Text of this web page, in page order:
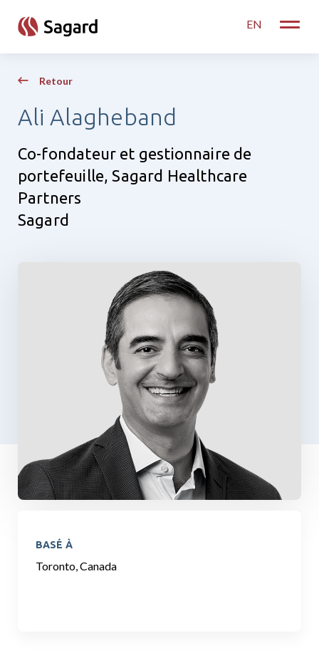
EN
Toggle
Retour
Ali Alagheband
Co-fondateur et gestionnaire de
portefeuille, Sagard Healthcare
Partners
Sagard
BASÉ À
Toronto, Canada